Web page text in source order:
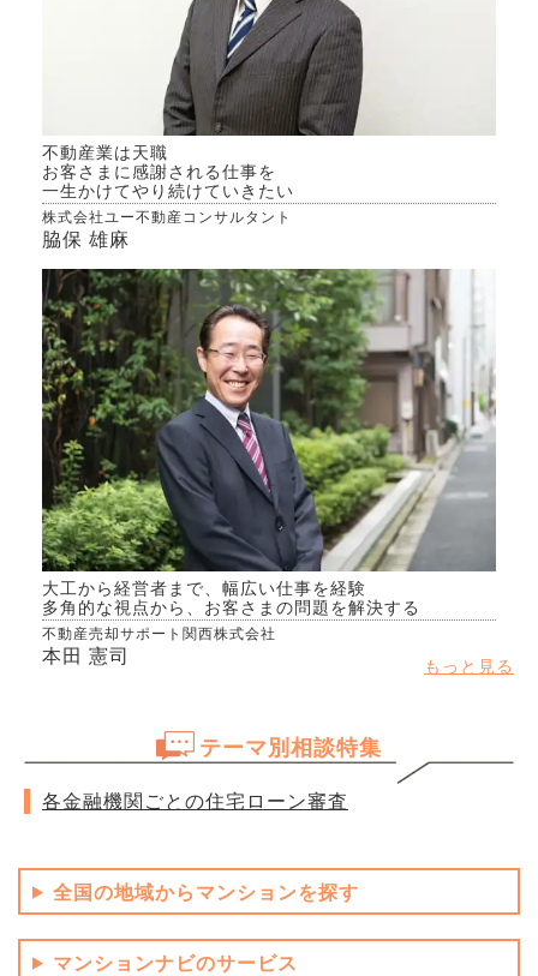
不動産業は天職
お客さまに感謝される仕事を
一生かけてやり続けていきたい
株式会社ユー不動産コンサルタント
脇保 雄麻
大工から経営者まで、幅広い仕事を経験
多角的な視点から、お客さまの問題を解決する
不動産売却サポート関西株式会社
本田 憲司 もっと見る
テーマ別相談特集
各金融機関ごとの住宅ローン審査
全国の地域からマンションを探す
マンションナビのサービス